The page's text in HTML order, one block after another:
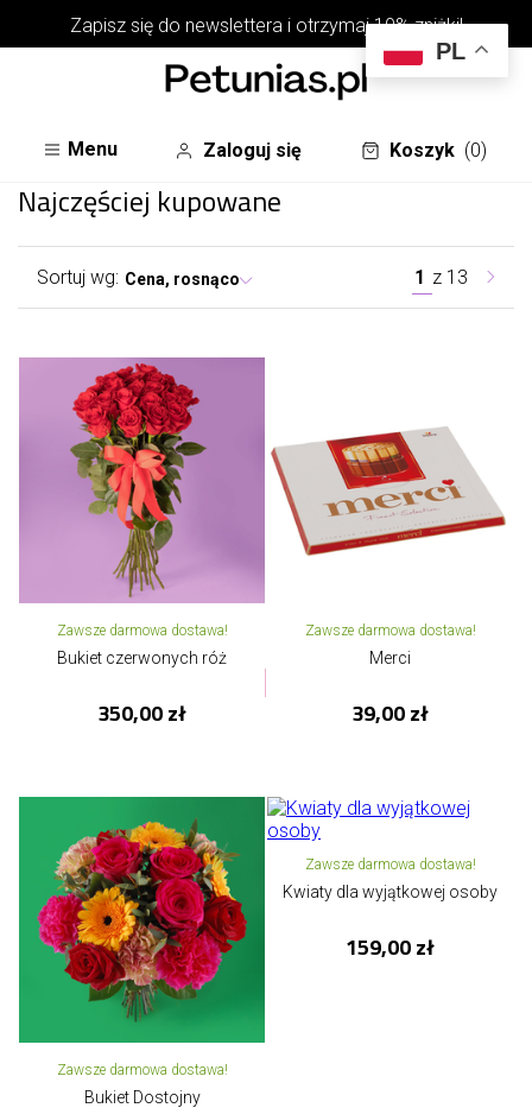
Zapisz się do newsletterai otrzymaj 10% zniżki!
Menu Zaloguj się Koszyk (0)
Najczęściej kupowane
Sortuj wg: Cena, rosnąco 1 z 13
Zawsze darmowa dostawa!
Bukiet czerwonych róż
350,00 zł
Zawsze darmowa dostawa!
Merci
39,00 zł
Zawsze darmowa dostawa!
Bukiet Dostojny
Zawsze darmowa dostawa!
Kwiaty dla wyjątkowej osoby
159,00 zł
PL